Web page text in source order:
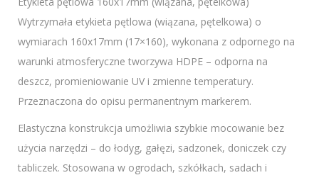
Wytrzymała etykieta pętlowa (wiązana, pętelkowa) o
wymiarach 160x17mm (17×160), wykonana z odpornego na
warunki atmosferyczne tworzywa HDPE – odporna na
deszcz, promieniowanie UV i zmienne temperatury.
Przeznaczona do opisu permanentnym markerem.
Elastyczna konstrukcja umożliwia szybkie mocowanie bez
użycia narzędzi – do łodyg, gałęzi, sadzonek, doniczek czy
tabliczek. Stosowana w ogrodach, szkółkach, sadach i